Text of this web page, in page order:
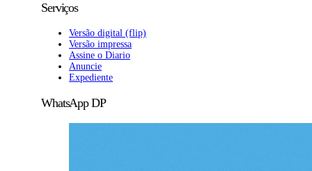
Serviços
Versão digital (flip)
Versão impressa
Assine o Diario
Anuncie
Expediente
WhatsApp DP